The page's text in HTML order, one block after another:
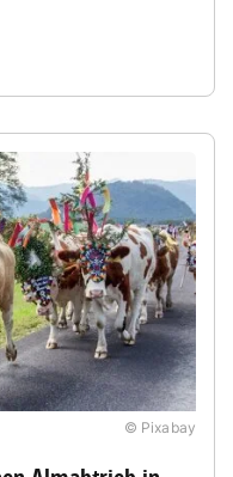
© Pixabay